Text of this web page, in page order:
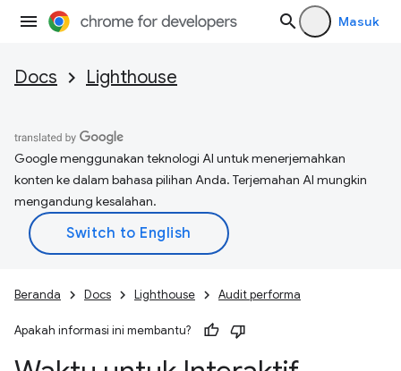
Masuk
Docs Lighthouse
Google menggunakan teknologi AI untuk menerjemahkan
konten ke dalam bahasa pilihan Anda. Terjemahan AI mungkin
mengandung kesalahan.
Beranda Docs Lighthouse Audit performa
Apakah informasi ini membantu?